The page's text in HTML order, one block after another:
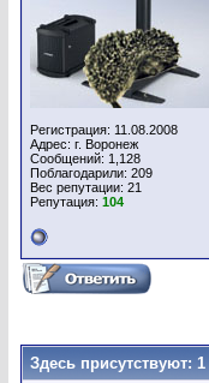
Регистрация: 11.08.2008
Адрес: г. Воронеж
Сообщений: 1,128
Поблагодарили: 209
Вес репутации: 21
Репутация: 104
Здесь присутствуют: 1